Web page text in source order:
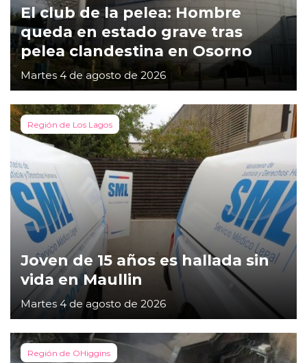
El club de la pelea: Hombre
queda en estado grave tras
pelea clandestina en Osorno
Martes 4 de agosto de 2026
Región de Los Lagos
Joven de 15 años es hallada sin
vida en Maullin
Martes 4 de agosto de 2026
Región de OHiggins